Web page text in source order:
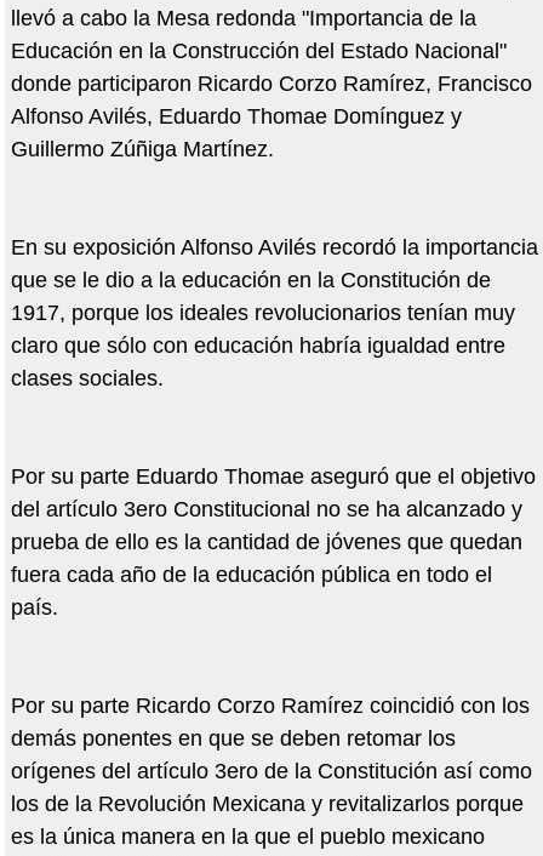
llevó a cabo la Mesa redonda "Importancia de la
Educación en la Construcción del Estado Nacional"
donde participaron Ricardo Corzo Ramírez, Francisco
Alfonso Avilés, Eduardo Thomae Domínguez y
Guillermo Zúñiga Martínez.
En su exposición Alfonso Avilés recordó la importancia
que se le dio a la educación en la Constitución de
1917, porque los ideales revolucionarios tenían muy
claro que sólo con educación habría igualdad entre
clases sociales.
Por su parte Eduardo Thomae aseguró que el objetivo
del artículo 3ero Constitucional no se ha alcanzado y
prueba de ello es la cantidad de jóvenes que quedan
fuera cada año de la educación pública en todo el
país.
Por su parte Ricardo Corzo Ramírez coincidió con los
demás ponentes en que se deben retomar los
orígenes del artículo 3ero de la Constitución así como
los de la Revolución Mexicana y revitalizarlos porque
es la única manera en la que el pueblo mexicano